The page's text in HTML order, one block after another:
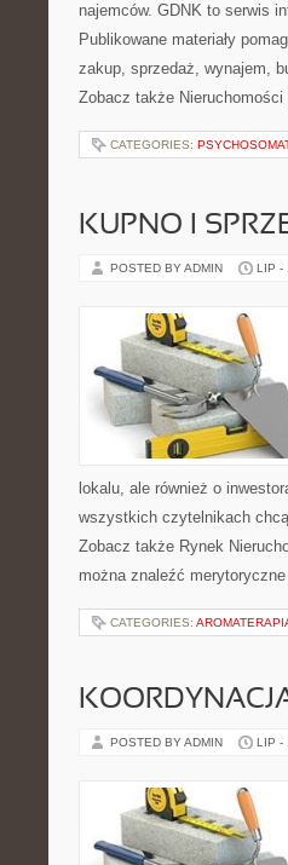
najemców. GDNK to serwis
Publikowane materiały
zakup, sprzedaż, wynajem,
Zobacz także
CATEGORIES:
KUPNO I
POSTED BY ADMIN LIP -
lokalu, ale również o
wszystkich czytelnikach
Zobacz także Rynek
można znaleźć
CATEGORIES:
POSTED BY ADMIN LIP -